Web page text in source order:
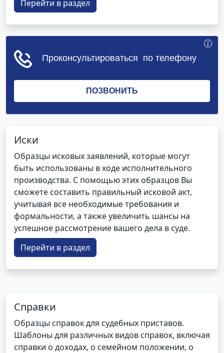
Перейти в раздел
Иски
Образцы исковых заявлений, которые могут
быть использованы в ходе исполнительного
производства. С помощью этих образцов Вы
сможете составить правильный исковой акт,
учитывая все необходимые требования и
формальности, а также увеличить шансы на
успешное рассмотрение вашего дела в суде.
Перейти в раздел
Справки
Образцы справок для судебных приставов.
Шаблоны для различных видов справок, включая
справки о доходах, о семейном положении, о